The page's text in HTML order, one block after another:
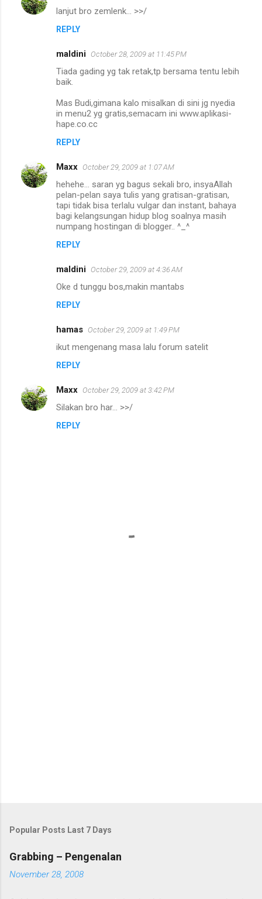
lanjut bro zemlenk... >>/
REPLY
maldini October 28, 2009 at 11:45 PM
Tiada gading yg tak retak,tp bersama tentu lebih
baik.
Mas Budi,gimana kalo misalkan di sini jg nyedia
in menu2 yg gratis,semacam ini www.aplikasi-
hape.co.cc
REPLY
Maxx October 29, 2009 at 1:07 AM
hehehe... saran yg bagus sekali bro, insyaAllah
pelan-pelan saya tulis yang gratisan-gratisan,
tapi tidak bisa terlalu vulgar dan instant, bahaya
bagi kelangsungan hidup blog soalnya masih
numpang hostingan di blogger.. ^_^
REPLY
maldini October 29, 2009 at 4:36 AM
Oke d tunggu bos,makin mantabs
REPLY
hamas October 29, 2009 at 1:49 PM
ikut mengenang masa lalu forum satelit
REPLY
Maxx October 29, 2009 at 3:42 PM
Silakan bro har... >>/
REPLY
Popular Posts Last 7 Days
Grabbing – Pengenalan
November 28, 2008